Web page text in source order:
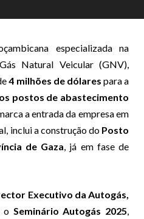
especializada na
Natural Veicular (GNV),
4 milhões de dólares para a
postos de abastecimento
a entrada da empresa em
inclui a construção do Posto
de Gaza, já em fase de
Executivo da Autogás,
o Seminário Autogás 2025,